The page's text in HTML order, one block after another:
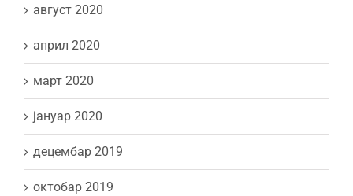
август 2020
април 2020
март 2020
јануар 2020
децембар 2019
октобар 2019